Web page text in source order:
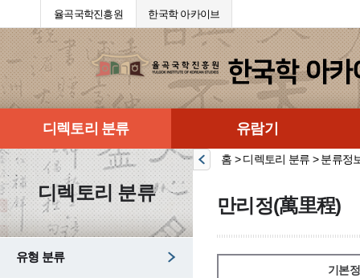
율곡국학진흥원 한국학 아카이브
디렉토리 분류 유람기
디렉토리 분류
유형 분류
홈 > 디렉토리 분류 > 분류정
만리정(萬里程)
기본